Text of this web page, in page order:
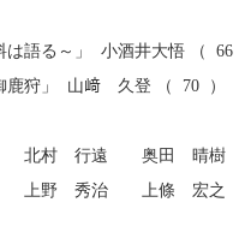
は語る～」 小酒井大悟 （ 66
鹿狩」 山﨑 久登 （ 70 ）
北村 行遠 奥田 晴樹
上野 秀治 上條 宏之